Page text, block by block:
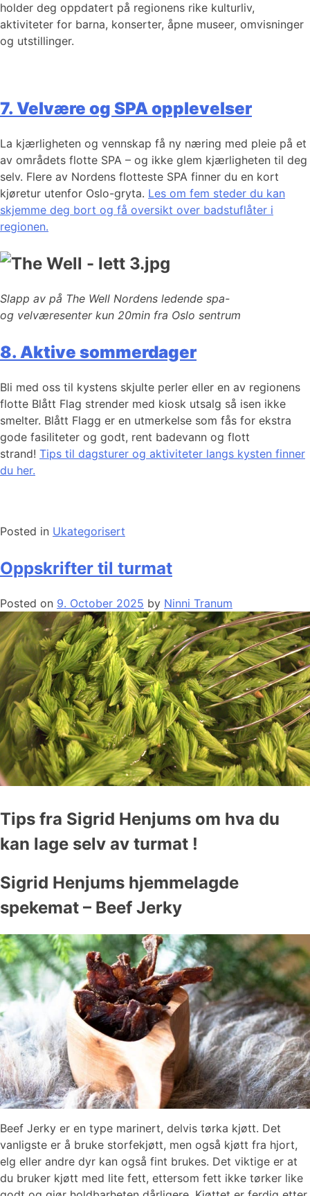
holder deg oppdatert på regionens rike kulturliv,
aktiviteter for barna, konserter, åpne museer, omvisninger
og utstillinger.
7. Velvære og SPA opplevelser
La kjærligheten og vennskap få ny næring med pleie på et
av områdets flotte SPA – og ikke glem kjærligheten til deg
selv. Flere av Nordens flotteste SPA finner du en kort
kjøretur utenfor Oslo-gryta. Les om fem steder du kan
skjemme deg bort og få oversikt over badstuflåter i
regionen.
Slapp av på The Well Nordens ledende spa-
og velværesenter kun 20min fra Oslo sentrum
8. Aktive sommerdager
Bli med oss til kystens skjulte perler eller en av regionens
flotte Blått Flag strender med kiosk utsalg så isen ikke
smelter. Blått Flagg er en utmerkelse som fås for ekstra
gode fasiliteter og godt, rent badevann og flott
strand! Tips til dagsturer og aktiviteter langs kysten finner
du her.
Posted in Ukategorisert
Oppskrifter til turmat
Posted on 9. October 2025 by Ninni Tranum
Tips fra Sigrid Henjums om hva du
kan lage selv av turmat !
Sigrid Henjums hjemmelagde
spekemat – Beef Jerky
Beef Jerky er en type marinert, delvis tørka kjøtt. Det
vanligste er å bruke storfekjøtt, men også kjøtt fra hjort,
elg eller andre dyr kan også fint brukes. Det viktige er at
du bruker kjøtt med lite fett, ettersom fett ikke tørker like